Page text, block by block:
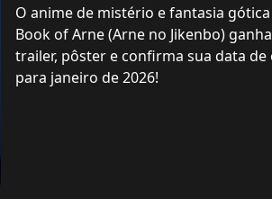
O anime de mistério e fantasia gótica
Book of Arne (Arne no Jikenbo)
trailer, pôster e confirma sua data de
para janeiro de 2026!